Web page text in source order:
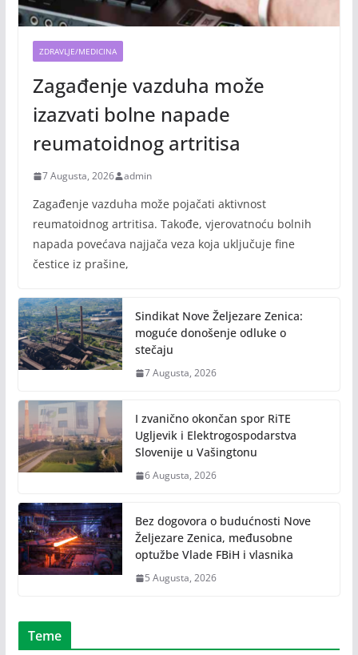
ZDRAVLJE/MEDICINA
Zagađenje vazduha može
izazvati bolne napade
reumatoidnog artritisa
7 Augusta, 2026 admin
Zagađenje vazduha može pojačati aktivnost
reumatoidnog artritisa. Takođe, vjerovatnoću bolnih
napada povećava najjača veza koja uključuje fine
čestice iz prašine,
Sindikat Nove Željezare Zenica:
moguće donošenje odluke o
stečaju
7 Augusta, 2026
I zvanično okončan spor RiTE
Ugljevik i Elektrogospodarstva
Slovenije u Vašingtonu
6 Augusta, 2026
Bez dogovora o budućnosti Nove
Željezare Zenica, međusobne
optužbe Vlade FBiH i vlasnika
5 Augusta, 2026
Teme